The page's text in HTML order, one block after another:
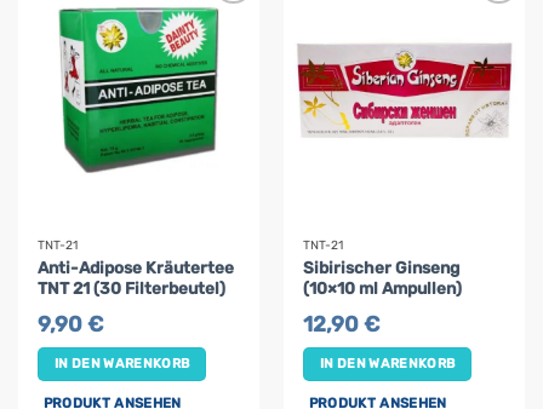
TNT-21
Anti-Adipose Kräutertee
TNT 21 (30 Filterbeutel)
9,90€
IN DEN WARENKORB
PRODUKT ANSEHEN
TNT-21
Sibirischer Ginseng
(10×10 ml Ampullen)
12,90€
IN DEN WARENKORB
PRODUKT ANSEHEN